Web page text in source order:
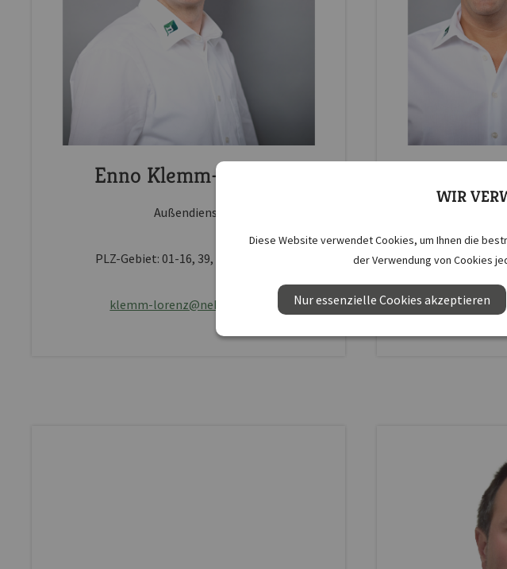
Enno Klemm-Lorenz
Außendienst
PLZ-Gebiet: 01-16, 39, 90-96, 98-99
klemm-lorenz@nebelung.de
PLZ-
WIR
Diese Website verwendet Cookies, um Ihnen die
der Verwendung von Cookies
Nur essenzielle Cookies akzeptieren